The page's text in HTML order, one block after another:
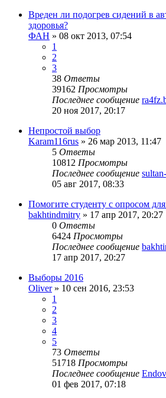
Вреден ли подогрев сидений в
здоровья?
ФАН » 08 окт 2013, 07:54
1
2
3
38 Ответы
39162 Просмотры
Последнее сообщение
20 ноя 2017, 20:17
Непростой выбор
Karam116rus » 26 мар 2013, 11:47
5 Ответы
10812 Просмотры
Последнее сообщение
05 авг 2017, 08:33
Помогите студенту с опросом
bakhtindmitry » 17 апр 2017, 20:27
0 Ответы
6424 Просмотры
Последнее сообщение
17 апр 2017, 20:27
Выборы 2016
Oliver» 10 сен 2016, 23:53
1
2
3
4
5
73 Ответы
51718 Просмотры
Последнее сообщение Endov
01 фев 2017, 07:18